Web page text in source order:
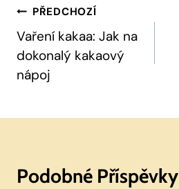
Navigace
Pro
Příspěvek
PŘEDCHOZÍ
Vaření kakaa: Jak na
dokonalý kakaový
nápoj
Podobné Příspěvky